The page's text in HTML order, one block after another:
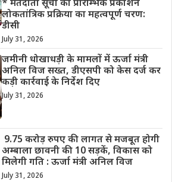
* मतदाता सूची का प्रारम्भिक प्रकाशन
लोकतांत्रिक प्रक्रिया का महत्वपूर्ण चरण:
डीसी
July 31, 2026
जमीनी धोखाधड़ी के मामलों में ऊर्जा मंत्री
अनिल विज सख्त, डीएसपी को केस दर्ज कर
कड़ी कार्रवाई के निर्देश दिए
July 31, 2026
9.75 करोड़ रुपए की लागत से मजबूत होगी
अम्बाला छावनी की 10 सड़कें, विकास को
मिलेगी गति : ऊर्जा मंत्री अनिल विज
July 31, 2026